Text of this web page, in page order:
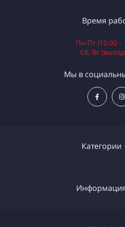
Категории
Доставка и
Время
Пн-Пт (10:00 -
Сб, Вс
Мы в